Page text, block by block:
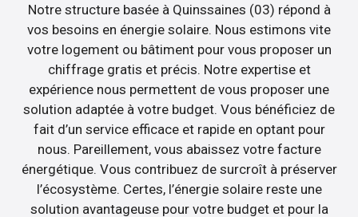
Notre structure basée à Quinssaines (03) répond à
vos besoins en énergie solaire. Nous estimons vite
votre logement ou bâtiment pour vous proposer un
chiffrage gratis et précis. Notre expertise et
expérience nous permettent de vous proposer une
solution adaptée à votre budget. Vous bénéficiez de
fait d’un service efficace et rapide en optant pour
nous. Pareillement, vous abaissez votre facture
énergétique. Vous contribuez de surcroît à préserver
l’écosystème. Certes, l’énergie solaire reste une
solution avantageuse pour votre budget et pour la